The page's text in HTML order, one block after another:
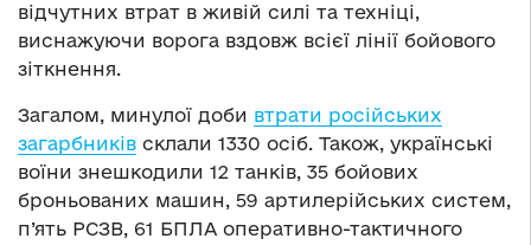
відчутних втрат в живій силі та техніці,
виснажуючи ворога вздовж всієї лінії бойового
зіткнення.
Загалом, минулої доби втрати російських
загарбників склали 1330 осіб. Також, українські
воїни знешкодили 12 танків, 35 бойових
броньованих машин, 59 артилерійських систем,
п’ять РСЗВ, 61 БПЛА оперативно-тактичного